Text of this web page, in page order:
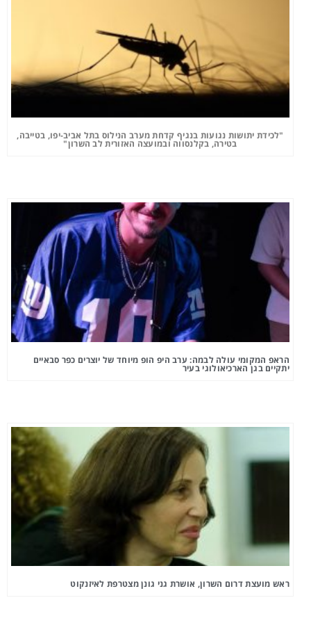
"לכידת יתושות נגועות בנגיף קדחת מערב הנילוס בתל אביב-יפו, בטייבה,
בטירה, בקלנסווה ובמועצה האזורית לב השרון"
הראפ המקומי עולה לבמה: ערב היפ הופ מיוחד של יוצרים כפר סבאיים
יתקיים בגן הארכיאולוגי בעיר
ראש מועצת דרום השרון, אושרת גני גונן מצטרפת לאיזנקוט